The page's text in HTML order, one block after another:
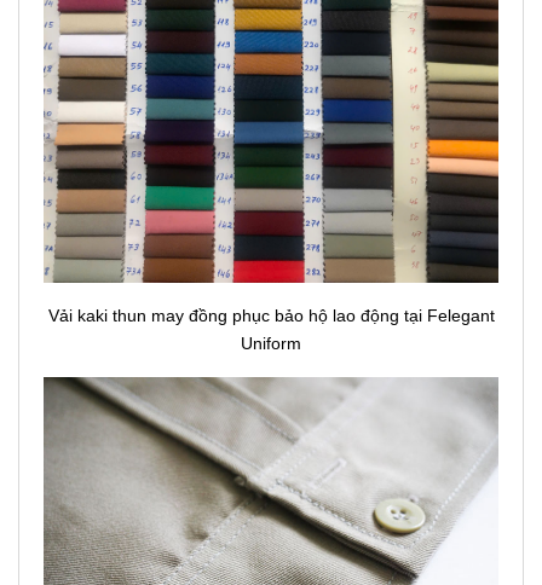
Vải kaki thun may đồng phục bảo hộ lao động tại Felegant
Uniform